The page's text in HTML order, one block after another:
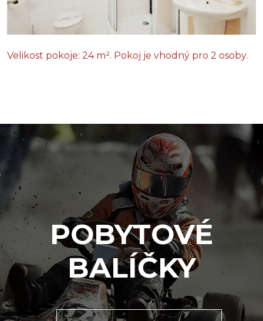
Velikost pokoje: 24 m². Pokoj je vhodný pro 2 osoby.
POBYTOVÉ
BALÍČKY